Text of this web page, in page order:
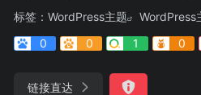
标签： WordPress主题
WordPress
0
0 1 0
链接直达